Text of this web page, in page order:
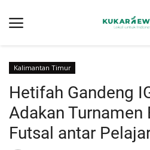
Home
Kalimantan Timur
Hetifah Gandeng
Adakan Turnamen
Futsal antar